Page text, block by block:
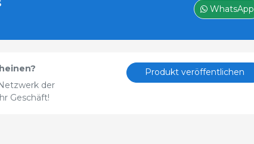
WhatsApp
der
Geschäft!
Produkt veröffentlichen